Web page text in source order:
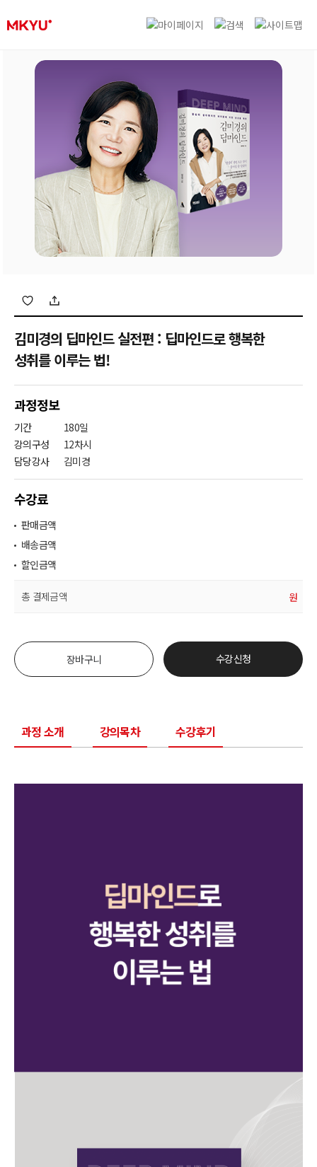
김미경의 딥마인드 실전편 : 딥마인드로 행복한
성취를 이루는 법!
과정정보
기간
180일
강의구성
12차시
담당강사
김미경
수강료
판매금액
배송금액
할인금액
총 결제금액 원
장바구니 수강신청
과정 소개 강의목차 수강후기